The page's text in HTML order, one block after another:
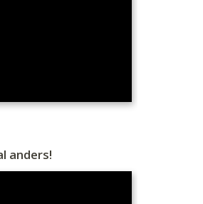
anders!